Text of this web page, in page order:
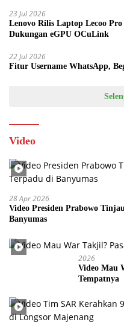
23 Jul 2026
Lenovo Rilis Laptop Lecoo
Dukungan eGPU OCuLink
22 Jul 2026
Fitur Username WhatsApp,
Video
28 Apr 2026
Video Presiden Prabowo
Banyumas
2026
Video Mau
Tempatnya